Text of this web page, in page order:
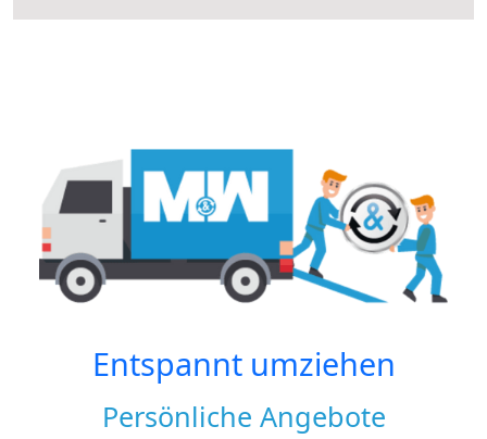
Entspannt umziehen
Persönliche Angebote